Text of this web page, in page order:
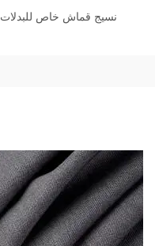
نسيج قماش خاص للبدلات